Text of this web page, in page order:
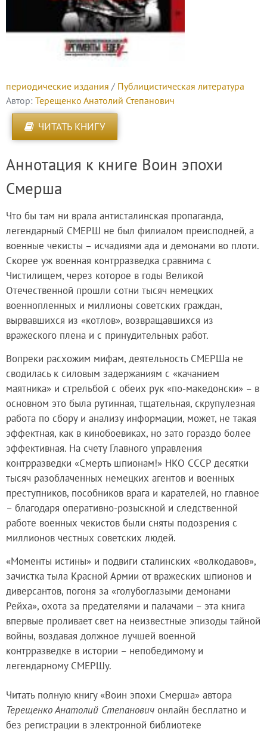
периодические издания / Публицистическая литература
Автор: Терещенко Анатолий Степанович
ЧИТАТЬ КНИГУ
Аннотация к книге Воин эпохи
Смерша
Что бы там ни врала антисталинская пропаганда,
легендарный СМЕРШ не был филиалом преисподней, а
военные чекисты – исчадиями ада и демонами во плоти.
Скорее уж военная контрразведка сравнима с
Чистилищем, через которое в годы Великой
Отечественной прошли сотни тысяч немецких
военнопленных и миллионы советских граждан,
вырвавшихся из «котлов», возвращавшихся из
вражеского плена и с принудительных работ.
Вопреки расхожим мифам, деятельность СМЕРШа не
сводилась к силовым задержаниям с «качанием
маятника» и стрельбой с обеих рук «по-македонски» – в
основном это была рутинная, тщательная, скрупулезная
работа по сбору и анализу информации, может, не такая
эффектная, как в кинобоевиках, но зато гораздо более
эффективная. На счету Главного управления
контрразведки «Смерть шпионам!» НКО СССР десятки
тысяч разоблаченных немецких агентов и военных
преступников, пособников врага и карателей, но главное
– благодаря оперативно-розыскной и следственной
работе военных чекистов были сняты подозрения с
миллионов честных советских людей.
«Моменты истины» и подвиги сталинских «волкодавов»,
зачистка тыла Красной Армии от вражеских шпионов и
диверсантов, погоня за «голубоглазыми демонами
Рейха», охота за предателями и палачами – эта книга
впервые проливает свет на неизвестные эпизоды тайной
войны, воздавая должное лучшей военной
контрразведке в истории – непобедимому и
легендарному СМЕРШу.
Читать полную книгу «Воин эпохи Смерша» автора
Терещенко Анатолий Степанович онлайн бесплатно и
без регистрации в электронной библиотеке